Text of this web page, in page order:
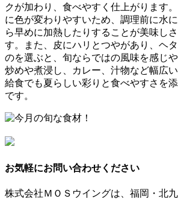
クが加わり、食べやすく仕上がります
に色が変わりやすいため、調理前に水
ら早めに加熱したりすることが美味し
す。また、皮にハリとつやがあり、ヘ
のを選ぶと、旬ならではの風味を感じ
炒めや煮浸し、カレー、汁物など幅広
給食でも夏らしい彩りと食べやすさを
です。
お気軽にお問い合わせください
株式会社ＭＯＳウイングは、福岡・北